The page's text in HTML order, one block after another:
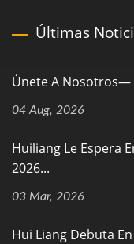
Últimas
Únete A Nosotros—
04 Aug, 2026
Huiliang Le Espera
2026...
03 Mar, 2026
Hui Liang Debuta